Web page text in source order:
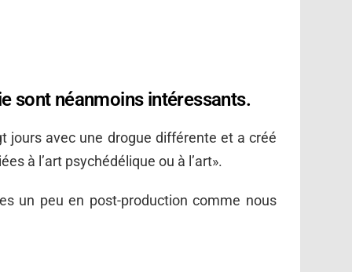
sont néanmoins intéressants.
jours avec une drogue différente et a créé
à l’art psychédélique ou à l’art».
un peu en post-production comme nous